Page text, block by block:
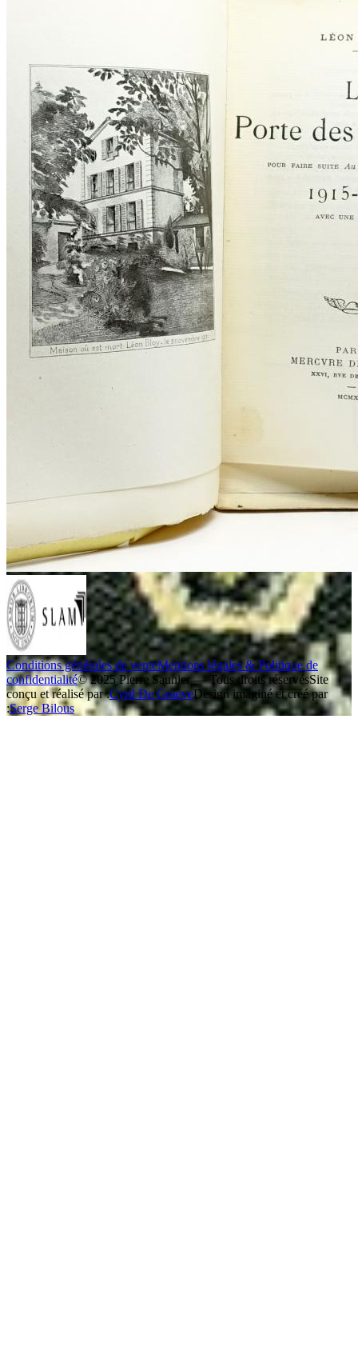
Conditions générales de venteMentions légales & Politique de
confidentialité© 2025 Pierre Saunier — Tous droits réservésSite
conçu et réalisé par :Cyril De GraeveDesign imaginé et créé par
:Serge Bilous